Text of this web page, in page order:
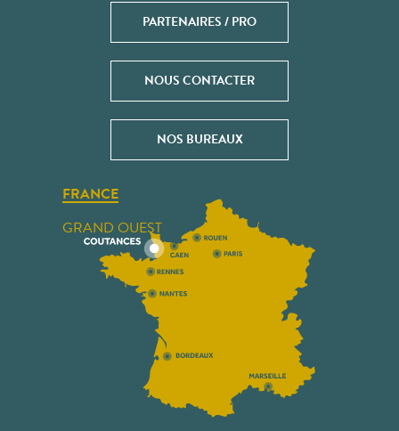
PARTENAIRES / PRO
NOUS CONTACTER
NOS BUREAUX
FRANCE
GRAND OUEST